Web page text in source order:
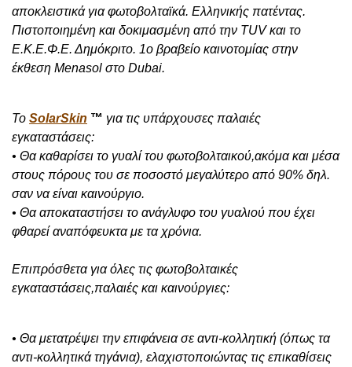
αποκλειστικά για φωτοβολταϊκά. Ελληνικής πατέντας.
Πιστοποιημένη και δοκιμασμένη από την TUV και το
Ε.Κ.Ε.Φ.Ε. Δημόκριτο. 1ο βραβείο καινοτομίας στην
έκθεση Menasol στο Dubai.
To SolarSkin ™ για τις υπάρχουσες παλαιές
εγκαταστάσεις:
• Θα καθαρίσει το γυαλί του φωτοβολταικού,ακόμα και μέσα
στους πόρους του σε ποσοστό μεγαλύτερο από 90% δηλ.
σαν να είναι καινούργιο.
• Θα αποκαταστήσει το ανάγλυφο του γυαλιού που έχει
φθαρεί αναπόφευκτα με τα χρόνια.
Επιπρόσθετα για όλες τις φωτοβολταικές
εγκαταστάσεις,παλαιές και καινούργιες:
• Θα μετατρέψει την επιφάνεια σε αντι-κολλητική (όπως τα
αντι-κολλητικά τηγάνια), ελαχιστοποιώντας τις επικαθίσεις